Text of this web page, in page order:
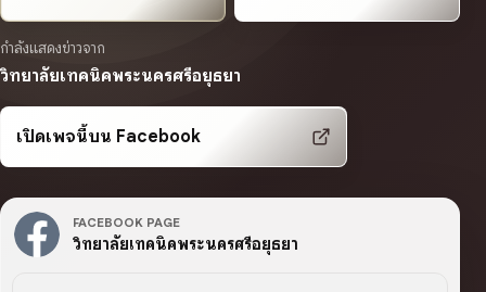
กำลังแสดงข่าวจาก
วิทยาลัยเทคนิคพระนครศรีอยุธยา
เปิดเพจนี้บน Facebook
FACEBOOK PAGE
วิทยาลัยเทคนิคพระนครศรีอยุธยา